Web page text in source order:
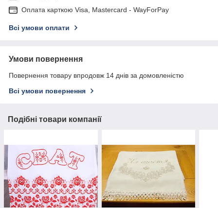
Оплата карткою Visa, Mastercard - WayForPay
Всі умови оплати
Умови повернення
Повернення товару впродовж 14 днів за домовленістю
Всі умови повернення
Подібні товари компанії